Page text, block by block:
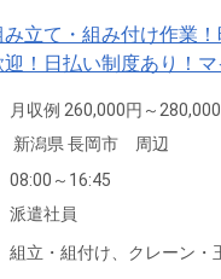
み立て・組み付け作業
迎！日払い制度あり！
無料の駐車場あり！土日
ベート充実♪《新潟県長
月収例 260,000円～
時給 1,400円～1,400円
新潟県 長岡市　周辺
08:00～16:45
派遣社員
組立・組付け、 クレーン・